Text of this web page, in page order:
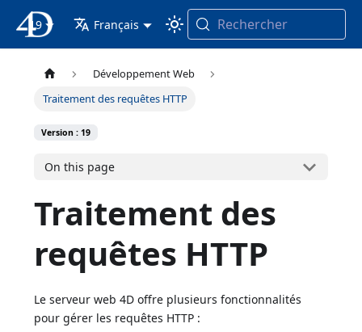
4D Documentation
19 Français Rechercher
Développement Web
Traitement des requêtes HTTP
Version : 19
On this page
Traitement des
requêtes HTTP
Le serveur web 4D offre plusieurs fonctionnalités
pour gérer les requêtes HTTP :